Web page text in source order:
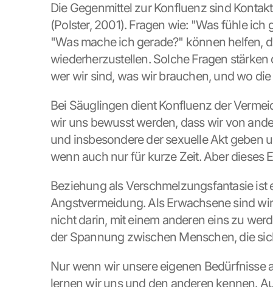
Die Gegenmittel zur Konfluenz sind
(Polster, 2001). Fragen wie: "Was fühle
"Was mache ich gerade?" können helfen,
wiederherzustellen. Solche Fragen
wer wir sind, was wir brauchen, und wo
Bei Säuglingen dient Konfluenz der
wir uns bewusst werden, dass wir von
und insbesondere der sexuelle Akt geben
wenn auch nur für kurze Zeit. Aber dieses
Beziehung als Verschmelzungsfantasie ist
Angstvermeidung. Als Erwachsene sind
nicht darin, mit einem anderen eins zu
der Spannung zwischen Menschen, die
Nur wenn wir unsere eigenen Bedürfnisse
lernen wir uns und den anderen kennen.
l
l
b
e
t
r
n
s
m
i
t
e
t
o
G
g